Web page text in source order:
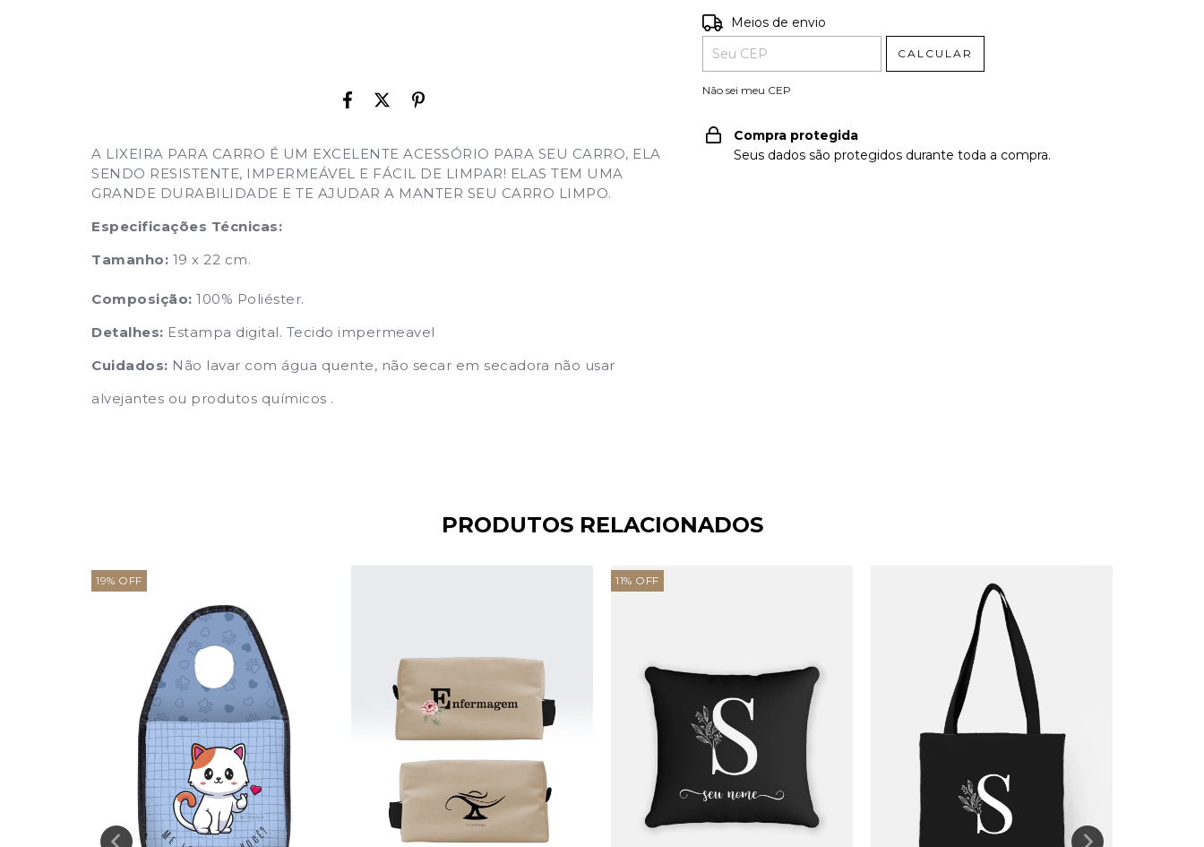
A LIXEIRA PARA CARRO É UM EXCELENTE ACESSÓRIO PARA SEU CARRO, ELA
SENDO RESISTENTE, IMPERMEÁVEL E FÁCIL DE LIMPAR! ELAS TEM UMA
GRANDE DURABILIDADE E TE AJUDAR A MANTER SEU CARRO LIMPO.
Especificações Técnicas:
Tamanho: 19 x 22 cm.
Composição: 100% Poliéster.
Detalhes: Estampa digital. Tecido impermeavel
Cuidados: Não lavar com água quente, não secar em secadora não usar
alvejantes ou produtos químicos .
Entregas para o CEP:
Meios de envio
CALCULAR
Não sei meu CEP
Compra protegida
Seus dados são protegidos durante toda a compra.
PRODUTOS RELACIONADOS
19% OFF 11% OFF